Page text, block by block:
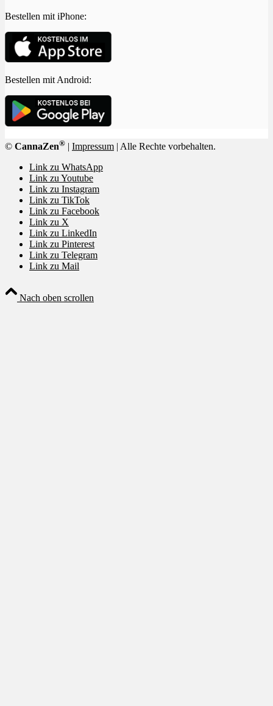
Bestellen mit iPhone:
Bestellen mit Android:
© CannaZen® | Impressum | Alle Rechte vorbehalten.
Link zu WhatsApp
Link zu Youtube
Link zu Instagram
Link zu TikTok
Link zu Facebook
Link zu X
Link zu LinkedIn
Link zu Pinterest
Link zu Telegram
Link zu Mail
Nach oben scrollen